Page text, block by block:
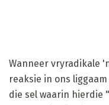
Wanneer vryradikale
reaksie in ons
die sel waarin hierdie